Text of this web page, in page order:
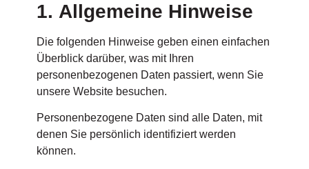
1. Allgemeine Hinweise
Die folgenden Hinweise geben einen einfachen
Überblick darüber, was mit Ihren
personenbezogenen Daten passiert, wenn Sie
unsere Website besuchen.
Personenbezogene Daten sind alle Daten, mit
denen Sie persönlich identifiziert werden
können.